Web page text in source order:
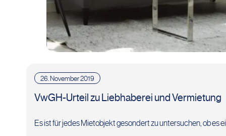
26. November 2019
VwGH-Urteil zu Liebhaberei und Vermietung
Es ist für jedes Mietobjekt gesondert zu untersuchen, ob